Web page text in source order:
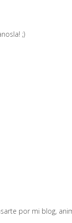
;)
por mi blog,